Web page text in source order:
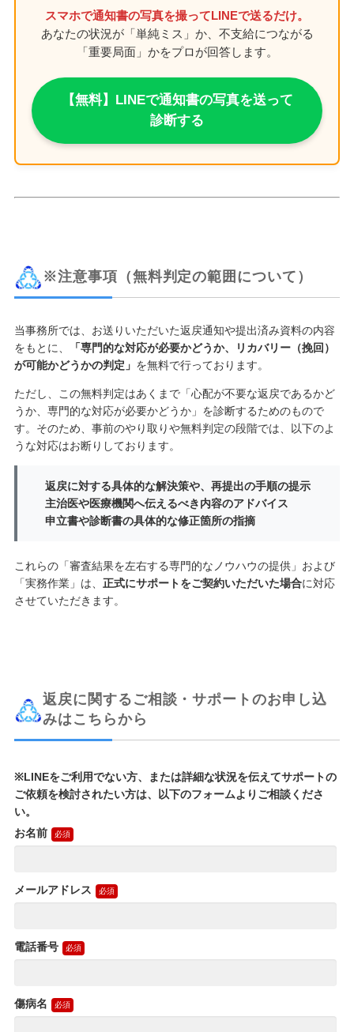
スマホで通知書の写真を撮ってLINEで送るだけ。
あなたの状況が「単純ミス」か、不支給につながる
「重要局面」かをプロが回答します。
【無料】LINEで通知書の写真を送って
診断する
※注意事項（無料判定の範囲について）
当事務所では、お送りいただいた返戻通知や提出済み資料の内容
をもとに、
「専門的な対応が必要かどうか、リカバリー（挽回）
が可能かどうかの判定」 を無料で行っております。
ただし、この無料判定はあくまで「心配が不要な返戻であるかど
うか、専門的な対応が必要かどうか」を診断するためのもので
す。そのため、事前のやり取りや無料判定の段階では、以下のよ
うな対応はお断りしております。
返戻に対する具体的な解決策や、再提出の手順の提示
主治医や医療機関へ伝えるべき内容のアドバイス
申立書や診断書の具体的な修正箇所の指摘
これらの「審査結果を左右する専門的なノウハウの提供」および
「実務作業」は、 正式にサポートをご契約いただいた場合に対応
させていただきます。
返戻に関するご相談・サポートのお申し込
みはこちらから
※LINEをご利用でない方、または詳細な状況を伝えてサポートの
ご依頼を検討されたい方は、以下のフォームよりご相談くださ
い。
お名前
メールアドレス
電話番号
傷病名